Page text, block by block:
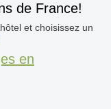
de France!
et choisissez un
en